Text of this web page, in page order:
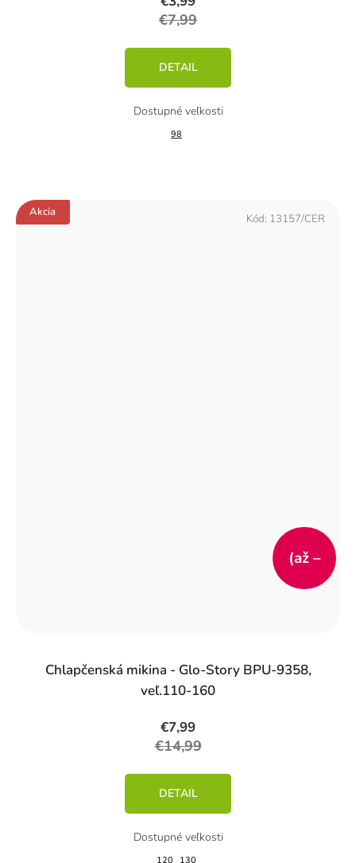
€7,99
DETAIL
98
Akcia
Chlapčenská mikina - Glo-Story BPU-9358,
veľ.110-160
€7,99
€14,99
(až –
DETAIL
120 130
Kód: 13157/CER